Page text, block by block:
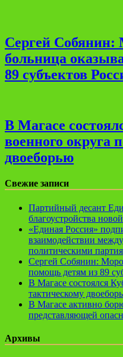
Сергей Собянин:
больница
89 субъектов
В Магасе
военного округа
двоеборью
Свежие записи
Партийный десант
благоустройства
«Единая Россия»
взаимодействии
политическими
Сергей Собянин:
помощь детям из 89
В Магасе состоялся
тактическому
В Магасе активно
представляющей
Архивы